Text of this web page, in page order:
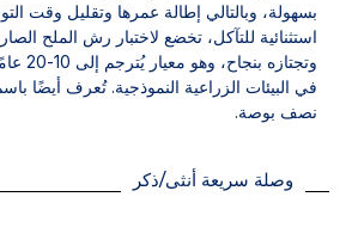
بسهولة، وبالتالي إطالة عمرها وتقليل وقت
نصف بوصة.
وصلة سريعة أنثى/ذكر